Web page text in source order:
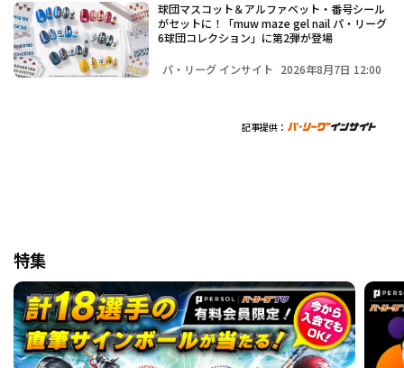
球団マスコット＆アルファベット・番号シール
がセットに！「muw maze gel nail パ・リーグ
6球団コレクション」に第2弾が登場
パ・リーグ インサイト 2026年8月7日 12:00
記事提供：
特集